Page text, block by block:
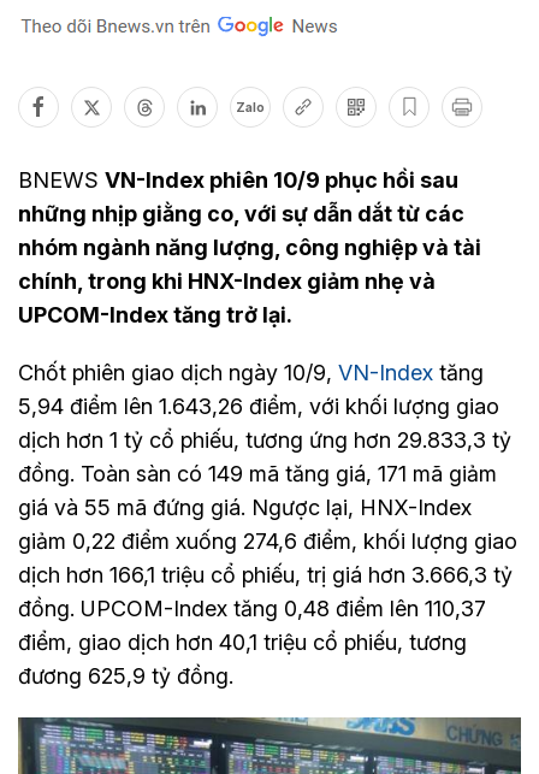
Zalo
BNEWS VN-Index phiên 10/9 phục hồi sau
những nhịp giằng co, với sự dẫn dắt từ các
nhóm ngành năng lượng, công nghiệp và tài
chính, trong khi HNX-Index giảm nhẹ và
UPCOM-Index tăng trở lại.
Chốt phiên giao dịch ngày 10/9, VN-Index tăng
5,94 điểm lên 1.643,26 điểm, với khối lượng giao
dịch hơn 1 tỷ cổ phiếu, tương ứng hơn 29.833,3 tỷ
đồng. Toàn sàn có 149 mã tăng giá, 171 mã giảm
giá và 55 mã đứng giá. Ngược lại, HNX-Index
giảm 0,22 điểm xuống 274,6 điểm, khối lượng giao
dịch hơn 166,1 triệu cổ phiếu, trị giá hơn 3.666,3 tỷ
đồng. UPCOM-Index tăng 0,48 điểm lên 110,37
điểm, giao dịch hơn 40,1 triệu cổ phiếu, tương
đương 625,9 tỷ đồng.